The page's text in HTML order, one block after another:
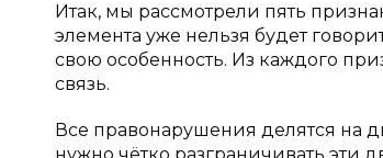
Итак, мы рассмотрели пять
элемента уже нельзя будет
свою особенность. Из каждого
связь.
Все правонарушения делятся на